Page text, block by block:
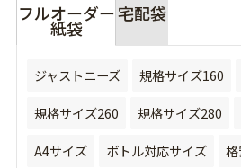
フルオーダー
紙袋
宅配袋
ジャストニーズ 規格サイズ160
規格サイズ260
規格サイズ280
A4サイズ
ボトル対応サイズ